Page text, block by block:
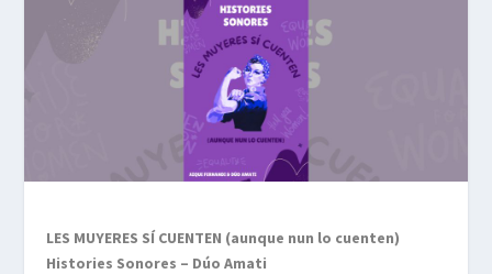
LES MUYERES SÍ CUENTEN (aunque nun lo cuenten)
Histories Sonores – Dúo Amati